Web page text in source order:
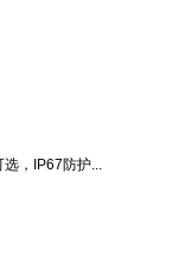
，IP67防护...